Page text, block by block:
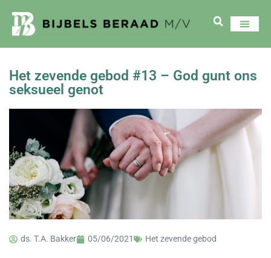
Het zevende gebod #13 – God gunt ons
seksueel genot
ds. T.A. Bakker 05/06/2021 Het zevende gebod